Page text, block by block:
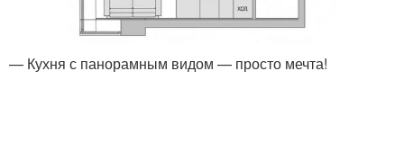
— Кухня с панорамным видом — просто мечта!